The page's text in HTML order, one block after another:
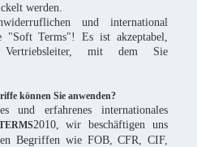
werden.
und international
"Soft Terms"! Es ist akzeptabel,
mit dem Sie
können Sie anwenden?
und erfahrenes internationales
2010, wir beschäftigen uns
Begriffen wie FOB, CFR, CIF,